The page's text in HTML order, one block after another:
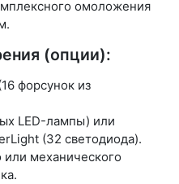
омоложения
(опции):
форсунок из
LED-лампы) или
(32 светодиода).
механического